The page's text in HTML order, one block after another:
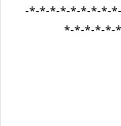
-*-*-*-*-*-*-*-*-
*-*-*-*-*-